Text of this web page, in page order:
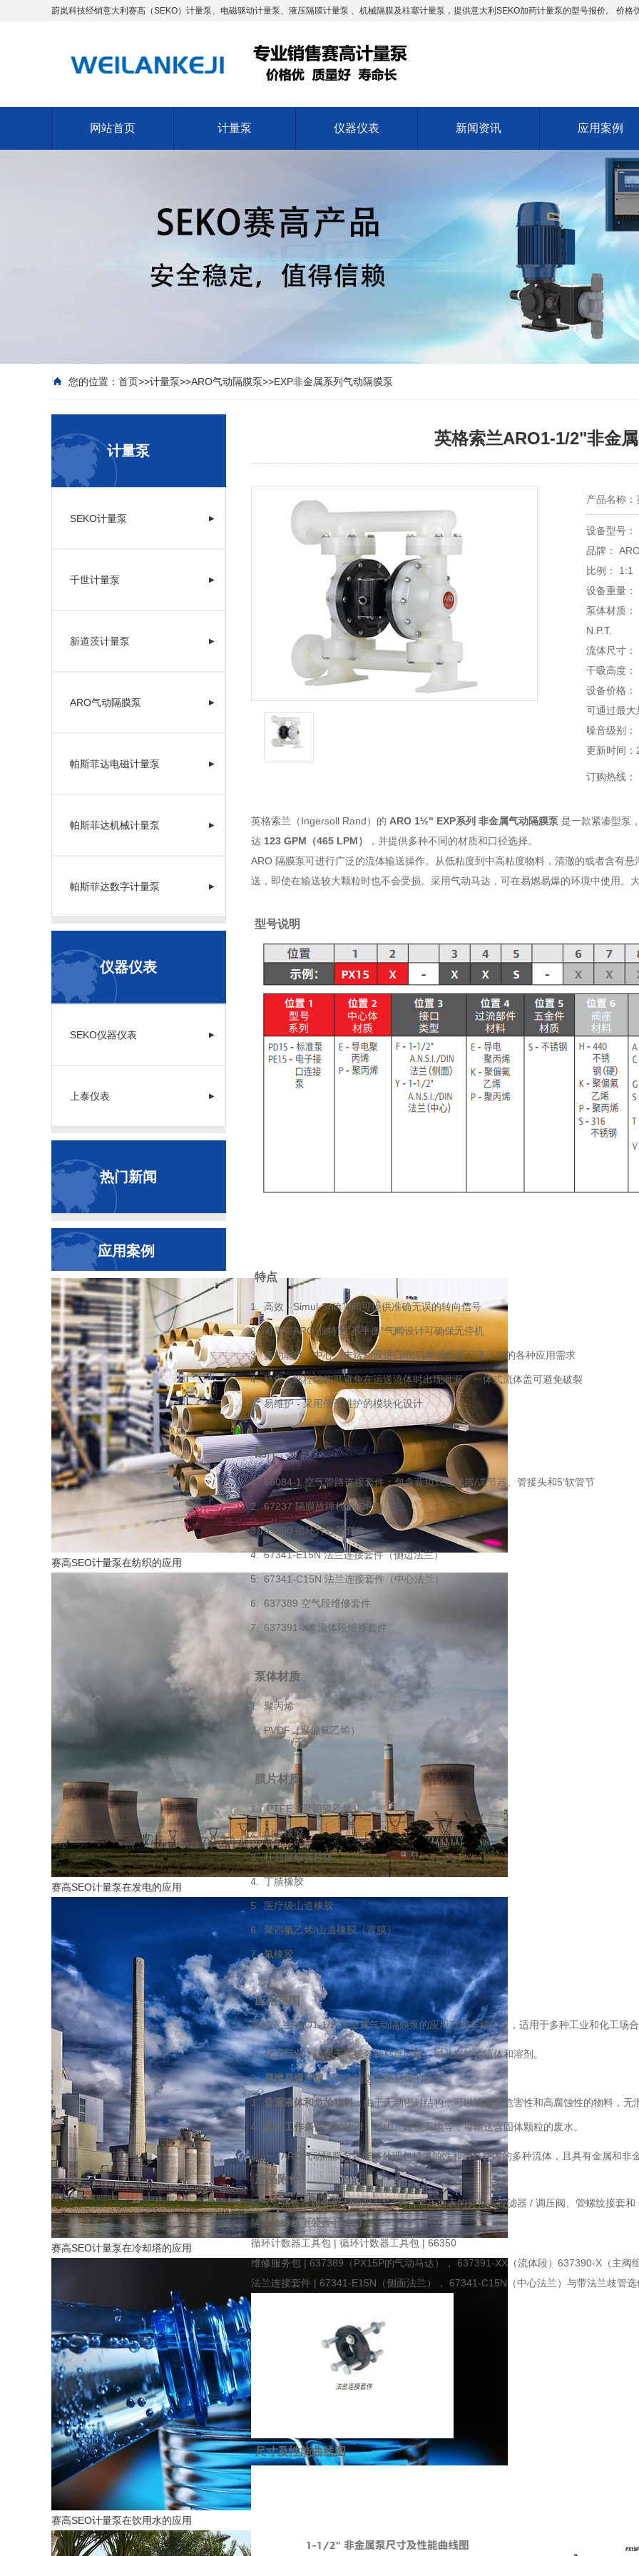
蔚岚科技经销意大利赛高（SEKO）计量泵、电磁驱动计量泵、液压隔膜计量泵 、机械隔膜及柱塞计量泵，提供意大利SEKO加药计量泵的型号报价。 价格
网站首页 计量泵 仪器仪表 新闻资讯 应用案例
您的位置： 首页>>计量泵>>ARO气动隔膜泵>>EXP非金属系列气动隔膜泵
计量泵
SEKO计量泵 ▶
千世计量泵 ▶
新道茨计量泵 ▶
ARO气动隔膜泵 ▶
帕斯菲达电磁计量泵 ▶
帕斯菲达机械计量泵 ▶
帕斯菲达数字计量泵 ▶
仪器仪表
SEKO仪器仪表 ▶
上泰仪表 ▶
热门新闻
应用案例
赛高SEO计量泵在纺织的应用
赛高SEO计量泵在发电的应用
赛高SEO计量泵在冷却塔的应用
赛高SEO计量泵在饮用水的应用
英格索兰ARO1-1/2"非金
产品名称
设备型号：
品牌：
比例：
设备重量
泵体材质
N.P.T.
流体尺寸：
干吸高度：
设备价格：
可通过最
噪音级别
更新时间
订购热线：
英格索兰（Ingersoll Rand）的 ARO 1½" EXP系列 非金属气动隔膜泵 是一款紧凑型泵
达 123 GPM（465 LPM）
，并提供多种不同的材质和口径选择。
ARO 隔膜泵可进行广泛的流体输送操作。从低粘度到中高粘度物料，清澈的或者含有
送，即使在输送较大颗粒时也不会受损。采用气动马达，可在易燃易爆的环境中使用。
型号说明
特点
高效 - Simul-Shift™阀可提供准确无误的转向信号
可靠 - ARO 独特的“不平衡”气阀设计可确保无停机
多功能性 - 中心、末端和双进口/出口歧管配置可满足您的各种应用需求
环保 - 螺栓结构可避免在运送流体时出现泄漏，一体式流体盖可避免破裂
易维护 - 采用便于维护的模块化设计
配件
66084-1 空气管路连接套件：包含背负式过滤器/调节器、管接头和5’软管节
67237 隔膜故障检测(DFD)
67350 循环计数器套件
67341-E15N 法兰连接套件（侧边法兰）
67341-C15N 法兰连接套件（中心法兰）
637389 空气段维修套件
637391-XX 流体段维修套件
泵体材质
聚丙烯
PVDF（聚偏氟乙烯）
膜片材质
PTFE（聚四氟乙烯）
山道橡胶
杜邦聚酯弹性体
丁腈橡胶
医疗级山道橡胶
聚四氟乙烯/山道橡胶（背膜）
氟橡胶
应用范围
英格索兰ARO1-1/2"非金属气动隔膜泵的应用范围非常广泛，适用于多种工业和化工场
化工行业：适用于输送各种粘度的酸、碱及腐蚀性流体和溶剂。
易燃易爆环境：安全输送易燃易爆的流体。
贵重液体和危险物料：由于无动密封结构，可以输送高危害性和高腐蚀性的物料，无
恶劣工作条件：如油田、矿山、建筑工地等，可输送含固体颗粒的废水。
此外，ARO气动隔膜泵还能够处理包括腐蚀性和磨料在内的多种流体，且具有金属和非
产品附件
空气管路连接服务包| 66084-1（包含带压力表的背负式过滤器 / 调压阀、管螺纹接套和
隔膜故障检测装置| 67237
循环计数器工具包 | 循环计数器工具包 | 66350
维修服务包 | 637389 （PX15P的气动马达）， 637391-XX （流体段） 637390-X （主阀
法兰连接套件 | 67341-E15N （侧面法兰）， 67341-C15N （中心法兰）与带法兰歧管
尺寸及性能曲线图